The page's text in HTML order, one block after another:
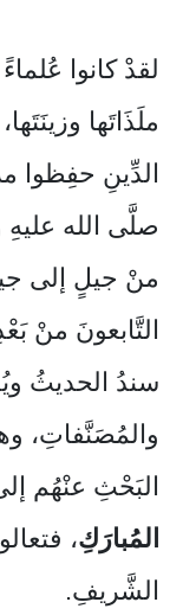
لقدْ كانوا
ملَذَاتَها
الدِّينِ حفِظوا
صلَّى الله
منْ جيلٍ إلى
التَّابعونَ منْ
سندُ الحديثُ
والمُصَنَّفاتِ،
البَحْثِ عنْهُم
المُبارَكِ،
الشَّريفِ.